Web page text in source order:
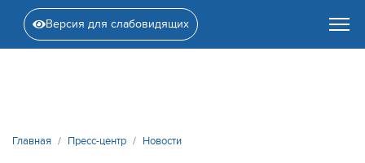
Версия для слабовидящих
Главная Пресс-центр Новости